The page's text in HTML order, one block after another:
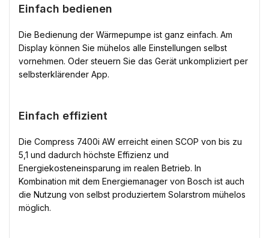
Einfach bedienen
Die Bedienung der Wärmepumpe ist ganz einfach. Am
Display können Sie mühelos alle Einstellungen selbst
vornehmen. Oder steuern Sie das Gerät unkompliziert per
selbsterklärender App.
Einfach effizient
Die Compress 7400i AW erreicht einen SCOP von bis zu
5,1 und dadurch höchste Effizienz und
Energiekosteneinsparung im realen Betrieb. In
Kombination mit dem Energiemanager von Bosch ist auch
die Nutzung von selbst produziertem Solarstrom mühelos
möglich.